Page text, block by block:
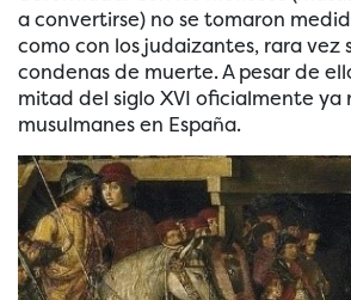
a convertirse) no se tomaron
como con los judaizantes, rara vez
condenas de muerte. A pesar de
mitad del siglo XVI oficialmente ya
musulmanes en España.